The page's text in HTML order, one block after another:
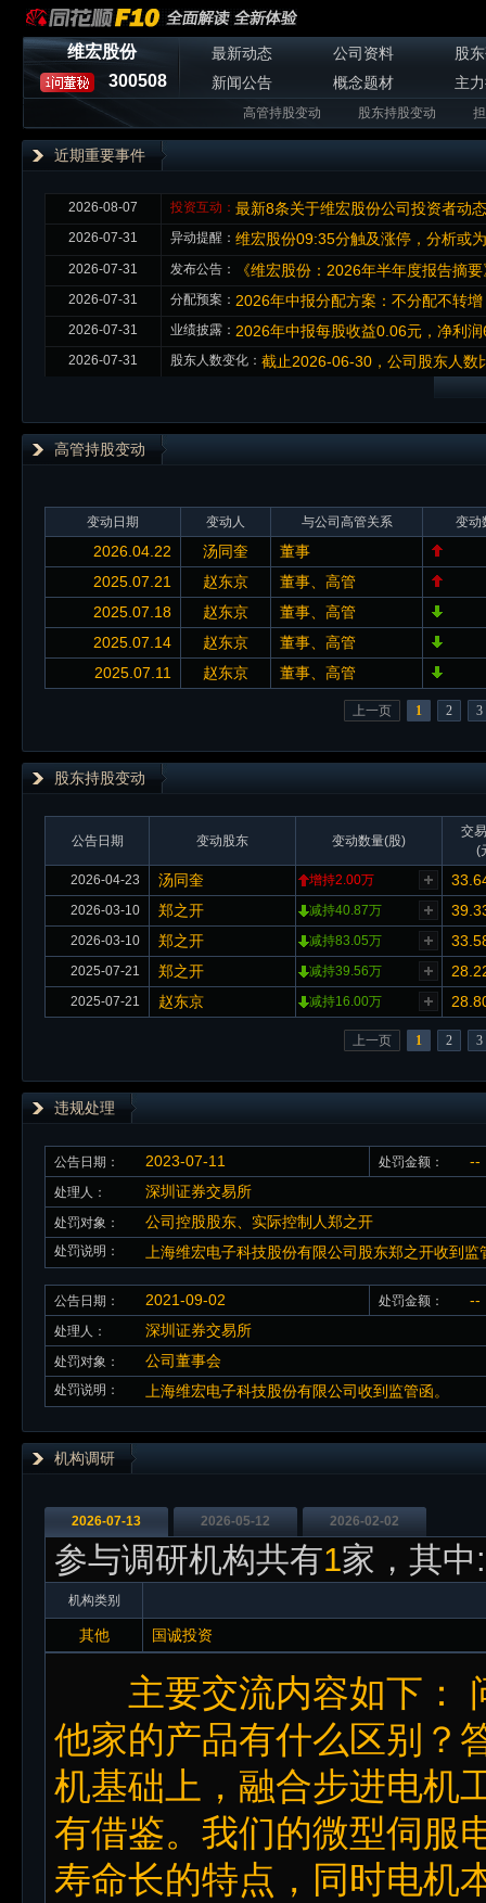
维宏股份
300508
最新动态 公司资料
股
新闻公告
概念题材 主
高管持股变动 股东持股变动
近期重要事件
2026-08-07 投资互动： 最新8条关于维宏股份公司投资者动
2026-07-31 异动提醒： 维宏股份09:35分触及涨停，分析或
2026-07-31 发布公告： 《维宏股份：2026年半年度报告摘
2026-07-31 分配预案： 2026年中报分配方案：不分配不转
2026-07-31 业绩披露： 2026年中报每股收益0.06元，净利
2026-07-31 股东人数变化： 截止2026-06-30，公司股东人
高管持股变动
变动日期 变动人 与公司高管关系 变动
2026.04.22 汤同奎
董事
2025.07.21
赵东京
董事、高管
2025.07.18
赵东京
董事、高管
2025.07.14
赵东京
董事、高管
2025.07.11
赵东京 董事、高管
上一页 1 2 3
股东持股变动
公告日期 变动股东 变动数量(股)
交
(
2026-04-23
汤同奎 增持2.00万
2026-03-10 郑之开 减持40.87万
2026-03-10 郑之开 减持83.05万
2025-07-21 郑之开 减持39.56万
2025-07-21 赵东京 减持16.00万
上一页 1 2 3
违规处理
公告日期： 2023-07-11 处罚金额： --
处理人： 深圳证券交易所
处罚对象： 公司控股股东、实际控制人郑之开
处罚说明： 上海维宏电子科技股份有限公司股东郑之开收到监
公告日期： 2021-09-02 处罚金额： --
处理人： 深圳证券交易所
处罚对象： 公司董事会
处罚说明： 上海维宏电子科技股份有限公司收到监管函。
机构调研
2026-07-13 2026-05-12 2026-02-02
参与调研机构共有1家，其中
机构类别
其他 国诚投资
主要交流内容如下：
他家的产品有什么区别？
机基础上，融合步进电机
有借鉴。我们的微型伺服
寿命长的特点，同时电机